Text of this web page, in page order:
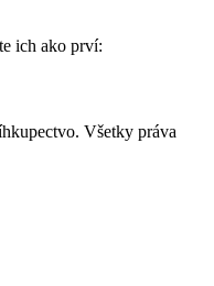
ich ako prví:
Všetky práva